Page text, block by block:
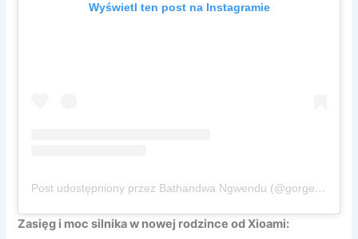
Wyświetl ten post na Instagramie
Post udostępniony przez Bathandwa Ngwendu (@gorgeousbushman)
Zasięg i moc silnika w nowej rodzince od Xioami: